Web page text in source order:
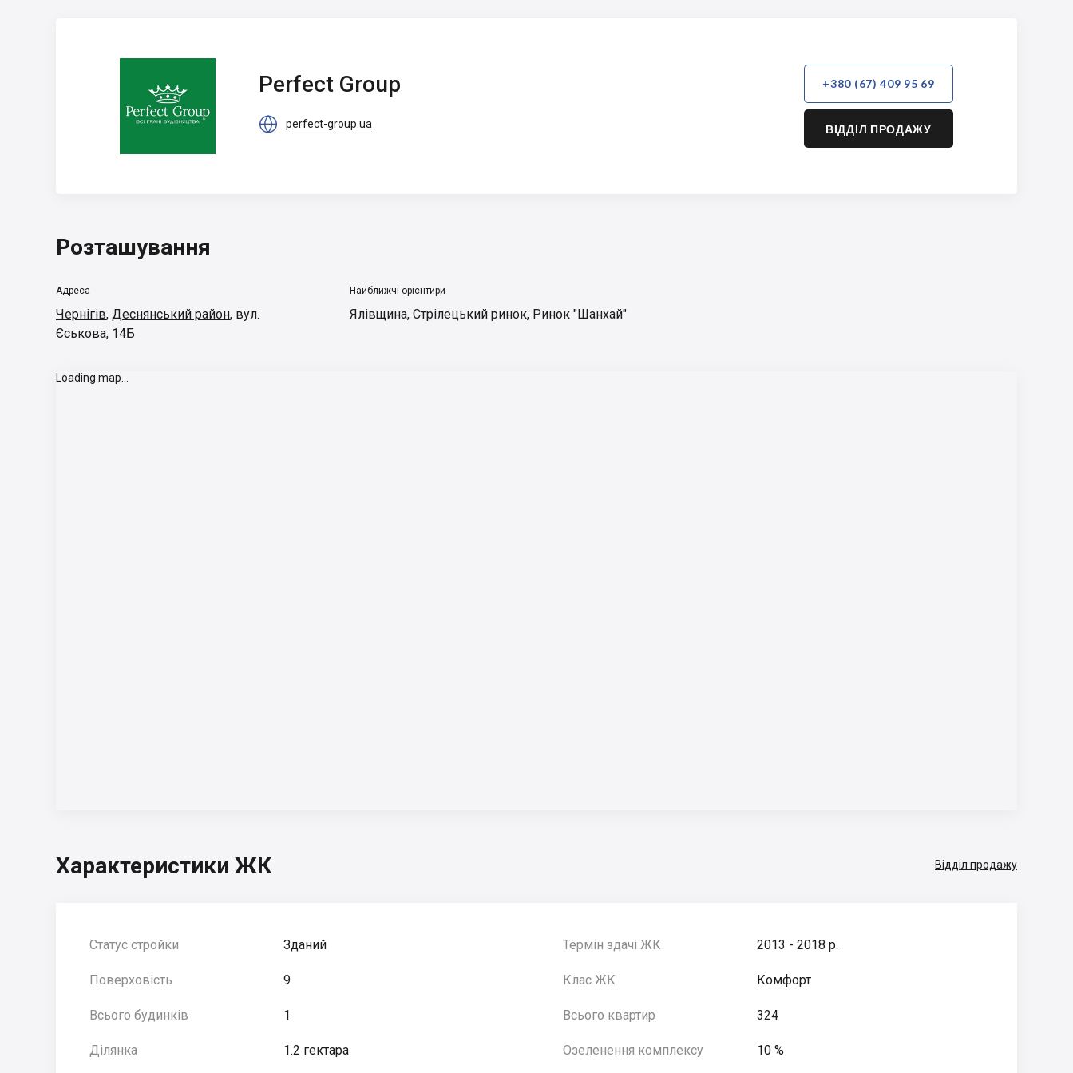
Perfect Group
 perfect-group.ua
+380 (67) 409 95 69
ВІДДІЛ ПРОДАЖУ
Розташування
Адреса
Чернігів, Деснянський район, вул.
Єськова, 14Б
Найближчі орієнтири
Ялівщина, Стрілецький ринок, Ринок "Шанхай"
Loading map...
Характеристики ЖК Відділ продажу
Статус стройки Зданий Термін здачі ЖК 2013 - 2018 р.
Поверховість 9 Клас ЖК Комфорт
Всього будинків 1 Всього квартир 324
Ділянка 1.2 гектара Озеленення комплексу 10 %